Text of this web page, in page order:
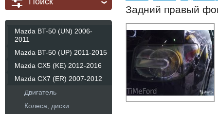
Mazda BT-50 (UN) 2006-
2011
Mazda BT-50 (UP) 2011-2015
Mazda CX5 (KE) 2012-2016
Mazda CX7 (ER) 2007-2012
Двигатель
Колеса, диски
Задний правый